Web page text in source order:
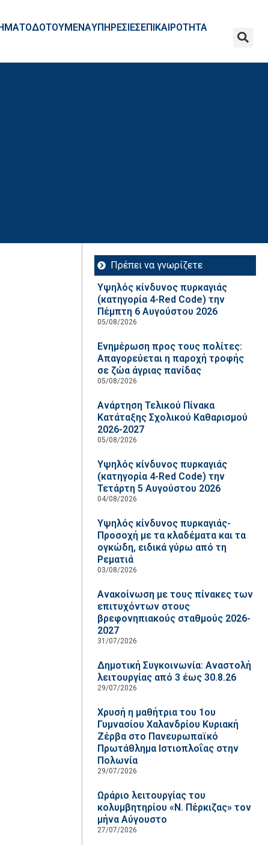
ΥΠΗΡΕΣΙΕΣΕΠΙΚΑΙΡΟΤΗΤΑ
Πρέπει να γνωρίζετε
Υψηλός κίνδυνος πυρκαγιάς
(κατηγορία 4-Red Code) την
Πέμπτη 6 Αυγούστου 2026
05/08/2026
Ενημέρωση προς τους πολίτες:
Απαγορεύεται η παροχή τροφής
σε ζώα άγριας πανίδας
05/08/2026
Ανάρτηση Τελικού Πίνακα
Κατάταξης Σχολικού Καθαρισμού
2026-2027
05/08/2026
Υψηλός κίνδυνος πυρκαγιάς
(κατηγορία 4-Red Code) την
Τετάρτη 5 Αυγούστου 2026
04/08/2026
Υψηλός κίνδυνος πυρκαγιάς-
Προσοχή με τα κλαδέματα και τα
ογκώδη, ειδικά γύρω από τη
Ρεματιά
03/08/2026
Ανακοίνωση με τους πίνακες των
επιτυχόντων στους
βρεφονηπιακούς σταθμούς 2026-
2027
31/07/2026
Δημοτική Συγκοινωνία: Αναστολή
λειτουργίας από 3 έως 30.8.26
29/07/2026
Χρυσή η μαθήτρια του 1ου
Γυμνασίου Χαλανδρίου Κυριακή
Ζέρβα στο Πανευρωπαϊκό
Πρωτάθλημα Ιστιοπλοΐας στην
Πολωνία
29/07/2026
Ωράριο λειτουργίας του
κολυμβητηρίου «Ν. Πέρκιζας» τον
μήνα Αύγουστο
27/07/2026